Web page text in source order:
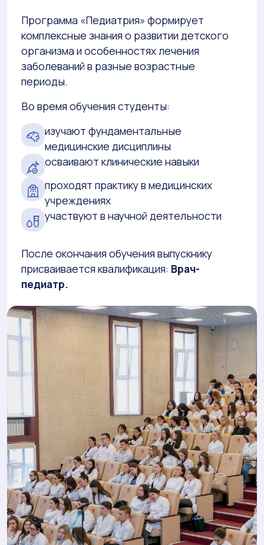
Программа «Педиатрия» формирует
комплексные знания о развитии детского
организма и особенностях лечения
заболеваний в разные возрастные
периоды.
Во время обучения студенты:
изучают фундаментальные
медицинские дисциплины
осваивают клинические навыки
проходят практику в медицинских
учреждениях
участвуют в научной деятельности
После окончания обучения выпускнику
присваивается квалификация: Врач-
педиатр.